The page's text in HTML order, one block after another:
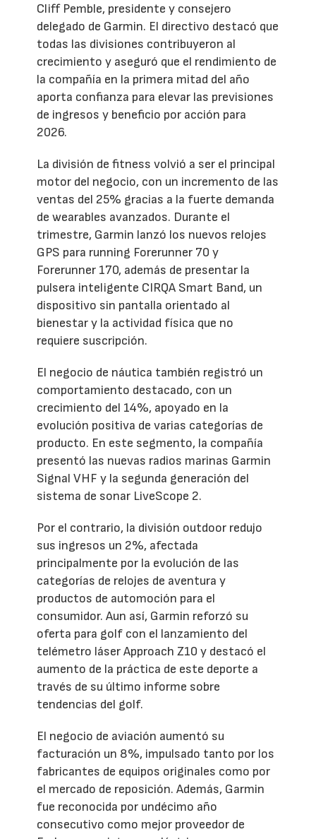
Cliff Pemble, presidente y consejero
delegado de Garmin. El directivo destacó que
todas las divisiones contribuyeron al
crecimiento y aseguró que el rendimiento de
la compañía en la primera mitad del año
aporta confianza para elevar las previsiones
de ingresos y beneficio por acción para
2026.
La división de fitness volvió a ser el principal
motor del negocio, con un incremento de las
ventas del 25% gracias a la fuerte demanda
de wearables avanzados. Durante el
trimestre, Garmin lanzó los nuevos relojes
GPS para running Forerunner 70 y
Forerunner 170, además de presentar la
pulsera inteligente CIRQA Smart Band, un
dispositivo sin pantalla orientado al
bienestar y la actividad física que no
requiere suscripción.
El negocio de náutica también registró un
comportamiento destacado, con un
crecimiento del 14%, apoyado en la
evolución positiva de varias categorías de
producto. En este segmento, la compañía
presentó las nuevas radios marinas Garmin
Signal VHF y la segunda generación del
sistema de sonar LiveScope 2.
Por el contrario, la división outdoor redujo
sus ingresos un 2%, afectada
principalmente por la evolución de las
categorías de relojes de aventura y
productos de automoción para el
consumidor. Aun así, Garmin reforzó su
oferta para golf con el lanzamiento del
telémetro láser Approach Z10 y destacó el
aumento de la práctica de este deporte a
través de su último informe sobre
tendencias del golf.
El negocio de aviación aumentó su
facturación un 8%, impulsado tanto por los
fabricantes de equipos originales como por
el mercado de reposición. Además, Garmin
fue reconocida por undécimo año
consecutivo como mejor proveedor de